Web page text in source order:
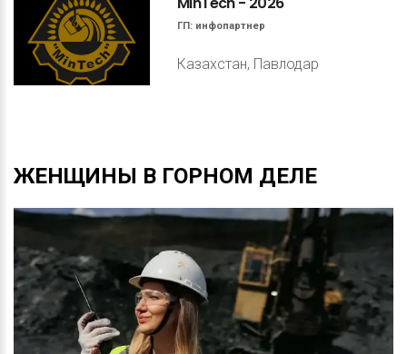
ГП: инфопартнер
Казахстан, Павлодар
ЖЕНЩИНЫ В ГОРНОМ ДЕЛЕ